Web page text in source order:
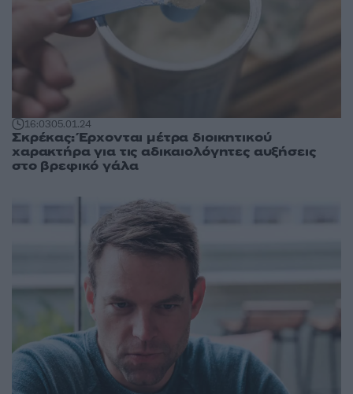
16:0305.01.24
Σκρέκας: Έρχονται μέτρα διοικητικού
χαρακτήρα για τις αδικαιολόγητες αυξήσεις
στο βρεφικό γάλα